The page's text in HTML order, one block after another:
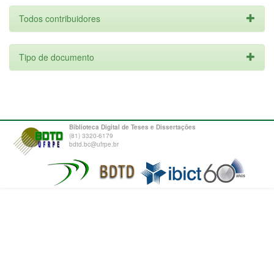
Todos contribuidores
Tipo de documento
Biblioteca Digital de Teses e Dissertações
(81) 3320-6179
bdtd.bc@ufrpe.br